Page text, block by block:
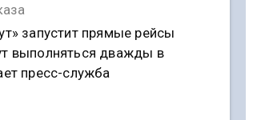
запустит прямые рейсы
выполняться дважды в
пресс-служба